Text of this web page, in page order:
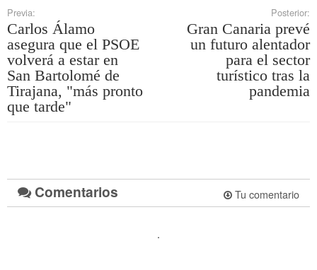
Previa:
Carlos Álamo
asegura que el PSOE
volverá a estar en
San Bartolomé de
Tirajana, "más pronto
que tarde"
Posterior:
Gran Canaria prevé
un futuro alentador
para el sector
turístico tras la
pandemia
Comentarios Tu comentario
.